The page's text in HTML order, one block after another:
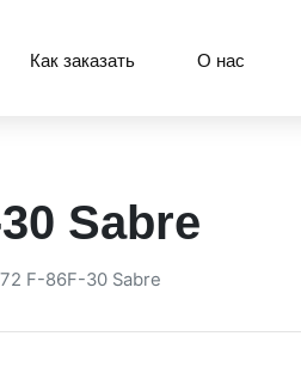
Как заказать О нас
Sabre
F-86F-30 Sabre